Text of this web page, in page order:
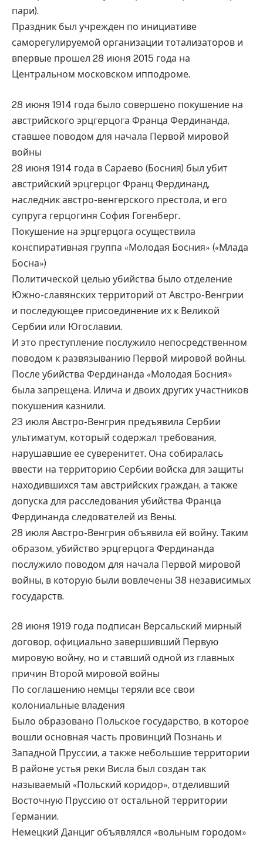
пари).
Праздник был учрежден по инициативе
саморегулируемой организации тотализаторов и
впервые прошел 28 июня 2015 года на
Центральном московском ипподроме.
28 июня 1914 года было совершено покушение на
австрийского эрцгерцога Франца Фердинанда,
ставшее поводом для начала Первой мировой
войны
28 июня 1914 года в Сараево (Босния) был убит
австрийский эрцгерцог Франц Фердинанд,
наследник австро-венгерского престола, и его
супруга герцогиня София Гогенберг.
Покушение на эрцгерцога осуществила
конспиративная группа «Молодая Босния» («Млада
Босна»)
Политической целью убийства было отделение
Южно-славянских территорий от Австро-Венгрии
и последующее присоединение их к Великой
Сербии или Югославии.
И это преступление послужило непосредственном
поводом к развязыванию Первой мировой войны.
После убийства Фердинанда «Молодая Босния»
была запрещена. Илича и двоих других участников
покушения казнили.
23 июля Австро-Венгрия предъявила Сербии
ультиматум, который содержал требования,
нарушавшие ее суверенитет. Она собиралась
ввести на территорию Сербии войска для защиты
находившихся там австрийских граждан, а также
допуска для расследования убийства Франца
Фердинанда следователей из Вены.
28 июля Австро-Венгрия объявила ей войну. Таким
образом, убийство эрцгерцога Фердинанда
послужило поводом для начала Первой мировой
войны, в которую были вовлечены 38 независимых
государств.
28 июня 1919 года подписан Версальский мирный
договор, официально завершивший Первую
мировую войну, но и ставший одной из главных
причин Второй мировой войны
По соглашению немцы теряли все свои
колониальные владения
Было образовано Польское государство, в которое
вошли основная часть провинций Познань и
Западной Пруссии, а также небольшие территории
В районе устья реки Висла был создан так
называемый «Польский коридор», отделивший
Восточную Пруссию от остальной территории
Германии.
Немецкий Данциг объявлялся «вольным городом»